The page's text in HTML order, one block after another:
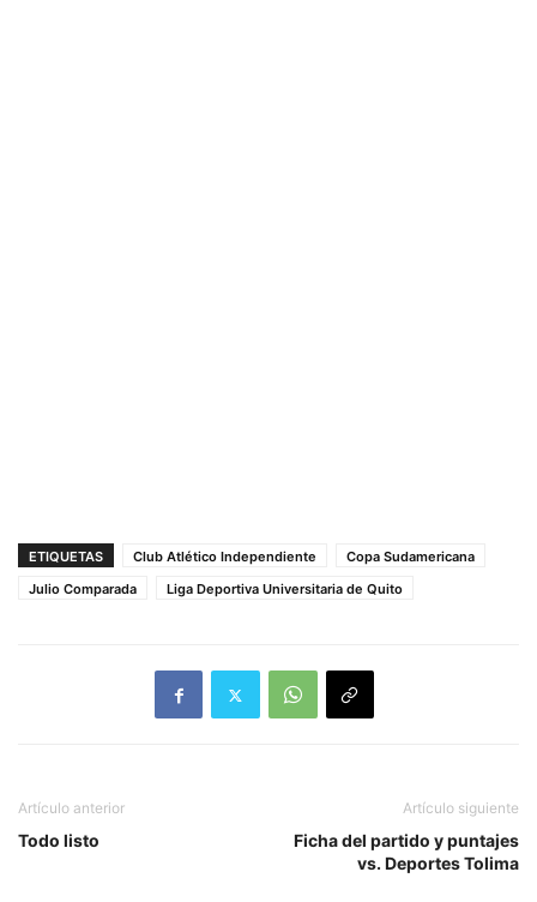
ETIQUETAS Club Atlético Independiente
Copa Sudamericana
Julio Comparada
Liga Deportiva Universitaria de Quito
Artículo anterior
Todo listo
Artículo siguiente
Ficha del partido y puntajes
vs. Deportes Tolima